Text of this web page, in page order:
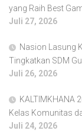
yang Raih Best
Juli 27, 2026
Nasion Lasung
Tingkatkan SDM
Juli 26, 2026
KALTIMKHANA
Kelas Komunitas
Juli 24, 2026